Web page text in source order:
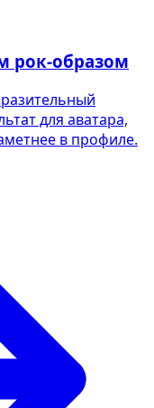
рок-образом
для аватара,
в профиле.